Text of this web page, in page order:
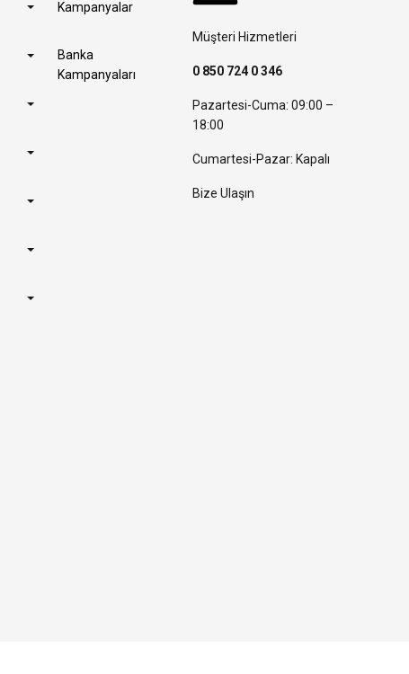
Kampanyalar
Banka
Kampanyaları
Müşteri Hizmetleri
0 850 724 0 346
Pazartesi-Cuma: 09:00 –
18:00
Cumartesi-Pazar: Kapalı
Bize Ulaşın